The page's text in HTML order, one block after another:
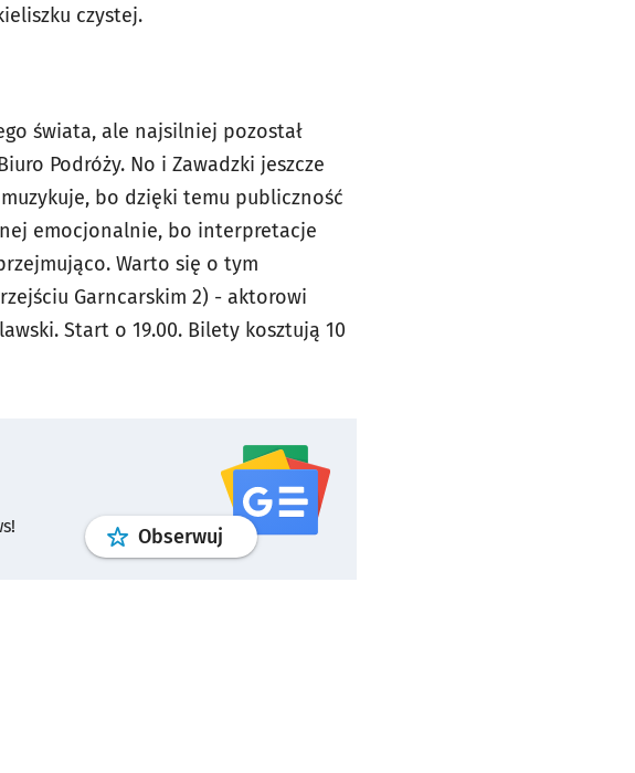
czystej.
świata, ale najsilniej pozostał
Podróży. No i Zawadzki jeszcze
bo dzięki temu publiczność
emocjonalnie, bo interpretacje
Warto się o tym
Garncarskim 2) - aktorowi
Start o 19.00. Bilety kosztują 10
Obserwuj profilgoogle news